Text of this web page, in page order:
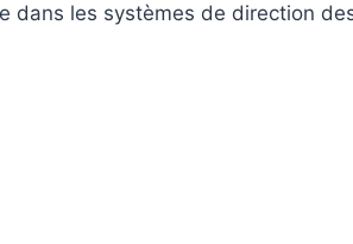
dans les systèmes de direction